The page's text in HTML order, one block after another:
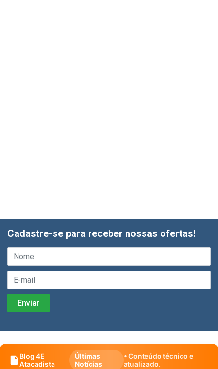
Cadastre-se para receber nossas ofertas!
Blog 4E
Atacadista
Últimas
Notícias
• Conteúdo técnico e
atualizado.